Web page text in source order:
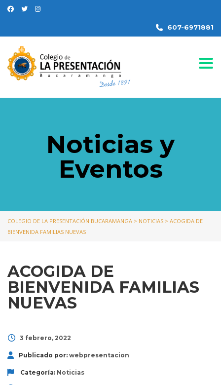
607-6971881
Noticias y
Eventos
COLEGIO DE LA PRESENTACIÓN BUCARAMANGA > NOTICIAS > ACOGIDA DE
BIENVENIDA FAMILIAS NUEVAS
ACOGIDA DE
BIENVENIDA FAMILIAS
NUEVAS
3 febrero, 2022
Publicado por: webpresentacion
Categoría: Noticias